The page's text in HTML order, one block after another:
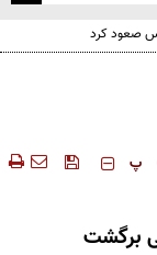
صعود کرد
پ
برگشت